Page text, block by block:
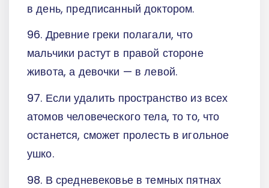
в день, предписанный доктором.
96. Древние греки полагали, что
мальчики растут в правой стороне
живота, а девочки — в левой.
97. Если удалить пространство из всех
атомов человеческого тела, то то, что
останется, сможет пролесть в игольное
ушко.
98. В средневековье в темных пятнах